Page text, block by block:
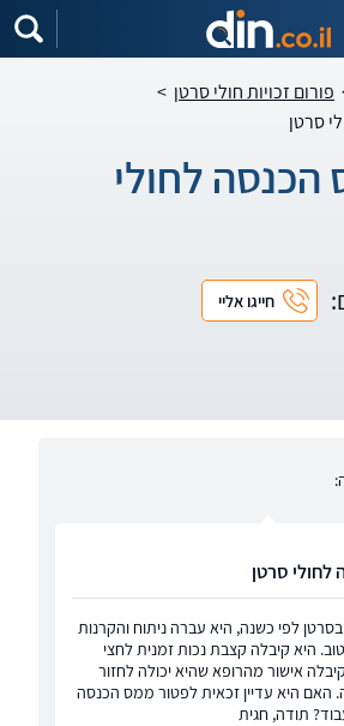
פורום זכויות חולי סרטן >
סרטן
לחולי
חייגו אליי
סרטן
לפי כשנה, היא עברה ניתוח והקרנות
היא קיבלה קצבת נכות זמנית לחצי
אישור מהרופא שהיא יכולה לחזור
האם היא עדיין זכאית לפטור ממס הכנסה
תודה, חגית